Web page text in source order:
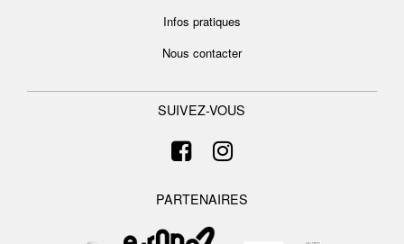
Infos pratiques
Nous contacter
SUIVEZ-VOUS
PARTENAIRES